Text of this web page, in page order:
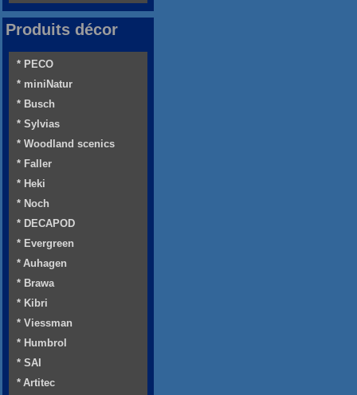
Produits décor
* PECO
* miniNatur
* Busch
* Sylvias
* Woodland scenics
* Faller
* Heki
* Noch
* DECAPOD
* Evergreen
* Auhagen
* Brawa
* Kibri
* Viessman
* Humbrol
* SAI
* Artitec